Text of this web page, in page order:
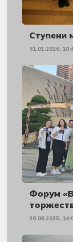
Ступени
31.01.2026,
Форум
28.08.2025,